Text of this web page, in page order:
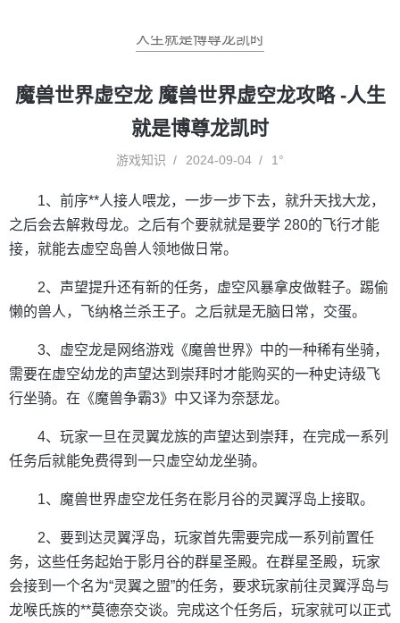
人生就是博尊龙凯时
魔兽世界虚空龙 魔兽世界虚空龙攻略 -人生
就是博尊龙凯时
游戏知识 2024-09-04 1°
1、前序**人接人喂龙，一步一步下去，就升天找大龙，
之后会去解救母龙。之后有个要就就是要学 280的飞行才能
接，就能去虚空岛兽人领地做日常。
2、声望提升还有新的任务，虚空风暴拿皮做鞋子。踢偷
懒的兽人，飞纳格兰杀王子。之后就是无脑日常，交蛋。
3、虚空龙是网络游戏《魔兽世界》中的一种稀有坐骑，
需要在虚空幼龙的声望达到崇拜时才能购买的一种史诗级飞
行坐骑。在《魔兽争霸3》中又译为奈瑟龙。
4、玩家一旦在灵翼龙族的声望达到崇拜，在完成一系列
任务后就能免费得到一只虚空幼龙坐骑。
1、魔兽世界虚空龙任务在影月谷的灵翼浮岛上接取。
2、要到达灵翼浮岛，玩家首先需要完成一系列前置任
务，这些任务起始于影月谷的群星圣殿。在群星圣殿，玩家
会接到一个名为“灵翼之盟”的任务，要求玩家前往灵翼浮岛与
龙喉氏族的**莫德奈交谈。完成这个任务后，玩家就可以正式